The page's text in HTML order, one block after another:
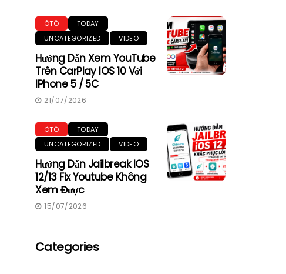
ÔTÔ
TODAY
UNCATEGORIZED
VIDEO
Hướng Dẫn Xem YouTube
Trên CarPlay IOS 10 Với
IPhone 5 / 5C
21/07/2026
ÔTÔ
TODAY
UNCATEGORIZED
VIDEO
Hướng Dẫn Jailbreak IOS
12/13 Fix Youtube Không
Xem Được
15/07/2026
Categories